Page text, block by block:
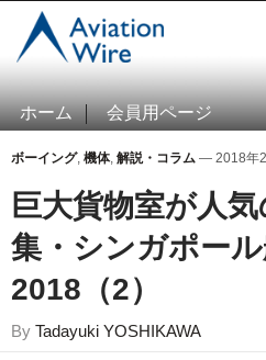
ホーム 会員用ページ
ボーイング, 機体, 解説・コラム — 2018年
巨大貨物室が人
集・シンガポー
2018（2）
By Tadayuki YOSHIKAWA